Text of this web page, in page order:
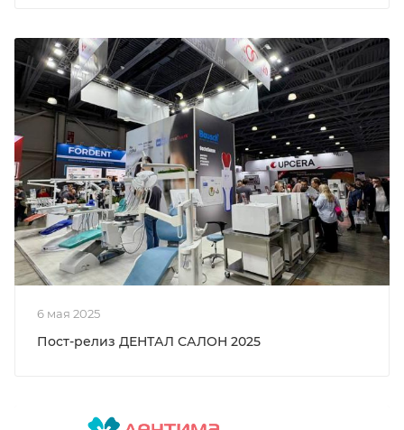
6 мая 2025
Пост-релиз ДЕНТАЛ САЛОН 2025